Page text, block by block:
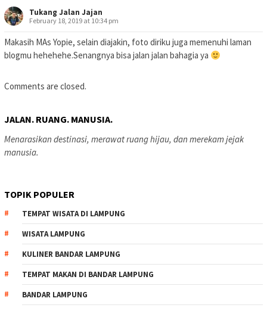
Tukang Jalan Jajan
February 18, 2019 at 10:34 pm
Makasih MAs Yopie, selain diajakin, foto diriku juga memenuhi laman
blogmu hehehehe.Senangnya bisa jalan jalan bahagia ya
Comments are closed.
JALAN. RUANG. MANUSIA.
Menarasikan destinasi, merawat ruang hijau, dan merekam jejak
manusia.
TOPIK POPULER
TEMPAT WISATA DI LAMPUNG
WISATA LAMPUNG
KULINER BANDAR LAMPUNG
TEMPAT MAKAN DI BANDAR LAMPUNG
BANDAR LAMPUNG